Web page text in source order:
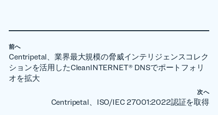
前へ
Centripetal、業界最大規模の脅威インテリジェンスコレク
ションを活用したCleanINTERNET® DNSでポートフォリ
オを拡大
次へ
Centripetal、ISO/IEC 27001:2022認証を取得